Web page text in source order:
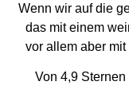
Wenn wir auf die
das mit einem
vor allem aber
Von 4,9